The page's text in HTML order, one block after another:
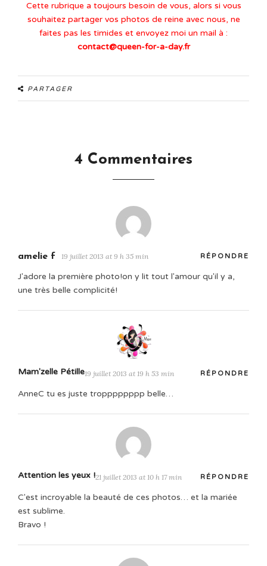
Cette rubrique a toujours besoin de vous, alors si vous
souhaitez partager vos photos de reine avec nous, ne
faites pas les timides et envoyez moi un mail à :
contact@queen-for-a-day.fr
PARTAGER
4 Commentaires
amelie f 19 juillet 2013 at 9 h 35 min RÉPONDRE
J'adore la première photo!on y lit tout l'amour qu'il y a,
une très belle complicité!
Mam'zelle Pétille19 juillet 2013 at 19 h 53 min RÉPONDRE
AnneC tu es juste tropppppppp belle…
Attention les yeux !21 juillet 2013 at 10 h 17 min RÉPONDRE
C'est incroyable la beauté de ces photos… et la mariée
est sublime.
Bravo !